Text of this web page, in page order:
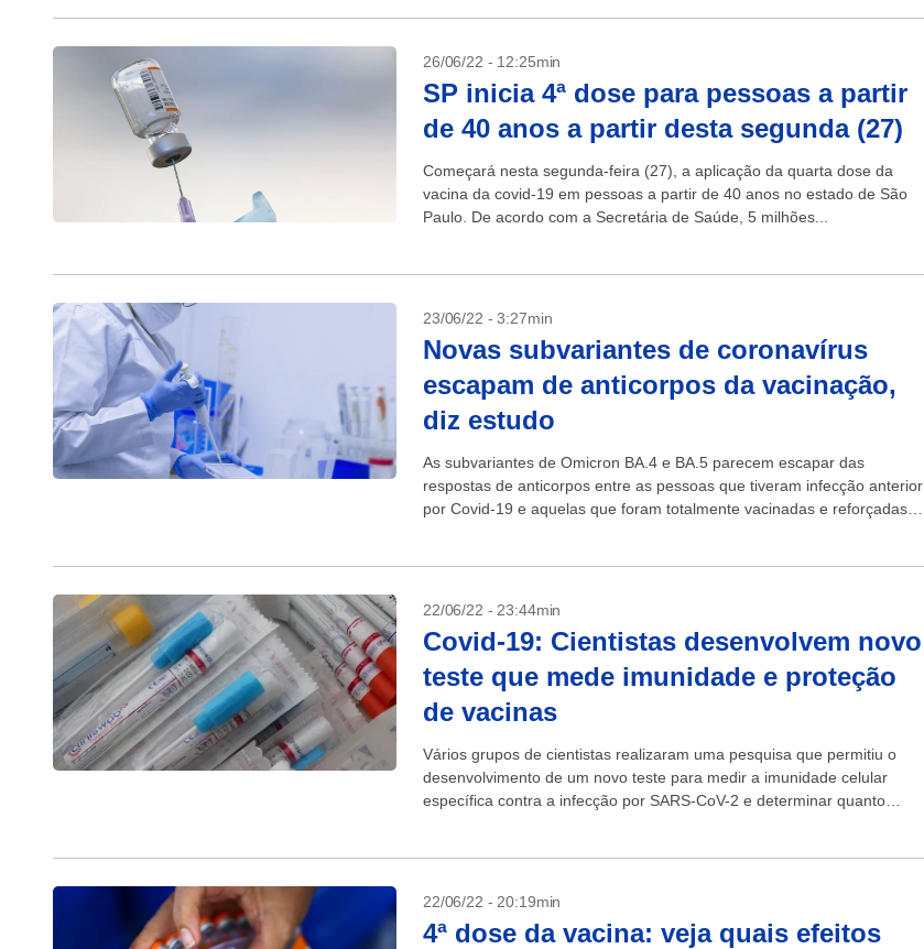
26/06/22 - 12:25min
SP inicia 4ª dose para pessoas a partir
de 40 anos a partir desta segunda (27)
Começará nesta segunda-feira (27), a aplicação da quarta dose da
vacina da covid-19 em pessoas a partir de 40 anos no estado de São
Paulo. De acordo com a Secretária de Saúde, 5 milhões...
23/06/22 - 3:27min
Novas subvariantes de coronavírus
escapam de anticorpos da vacinação,
diz estudo
As subvariantes de Omicron BA.4 e BA.5 parecem escapar das
respostas de anticorpos entre as pessoas que tiveram infecção anterior
por Covid-19 e aquelas que foram totalmente vacinadas e reforçadas,
22/06/22 - 23:44min
Covid-19: Cientistas desenvolvem novo
teste que mede imunidade e proteção
de vacinas
Vários grupos de cientistas realizaram uma pesquisa que permitiu o
desenvolvimento de um novo teste para medir a imunidade celular
específica contra a infecção por SARS-CoV-2 e determinar quanto
22/06/22 - 20:19min
4ª dose da vacina: veja quais efeitos